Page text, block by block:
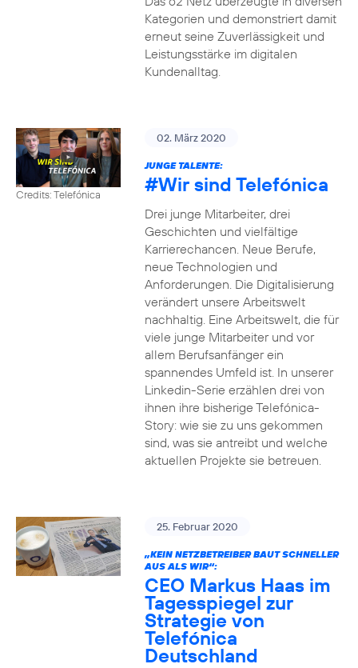
Kategorien und demonstriert damit
erneut seine Zuverlässigkeit und
Leistungsstärke im digitalen
Kundenalltag.
Credits: Telefónica
02. März 2020
JUNGE TALENTE:
#Wirsind Telefónica
Drei junge Mitarbeiter, drei
Geschichten und vielfältige
Karrierechancen. Neue Berufe,
neue Technologien und
Anforderungen. Die Digitalisierung
verändert unsere Arbeitswelt
nachhaltig. Eine Arbeitswelt, die für
viele junge Mitarbeiter und vor
allem Berufsanfänger ein
spannendes Umfeld ist. In unserer
Linkedin-Serie erzählen drei von
ihnen ihre bisherige Telefónica-
Story: wie sie zu uns gekommen
sind, was sie antreibt und welche
aktuellen Projekte sie betreuen.
25. Februar 2020
„KEIN NETZBETREIBER BAUT SCHNELLER
AUS ALS WIR“:
CEO Markus Haas im
Tagesspiegel zur
Strategie von
Telefónica
Deutschland